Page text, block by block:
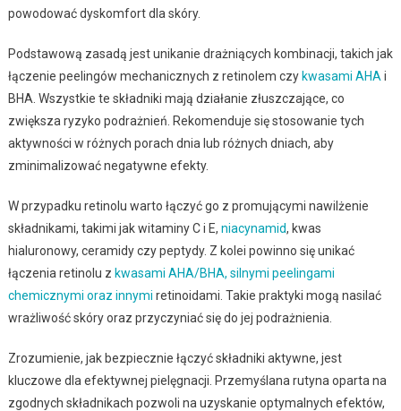
powodować dyskomfort dla skóry.
Podstawową zasadą jest unikanie drażniących kombinacji, takich jak
łączenie peelingów mechanicznych z retinolem czykwasami AHA i
BHA. Wszystkie te składniki mają działanie złuszczające, co
zwiększa ryzyko podrażnień. Rekomenduje się stosowanie tych
aktywności w różnych porach dnia lub różnych dniach, aby
zminimalizować negatywne efekty.
W przypadku retinolu warto łączyć go z promującymi nawilżenie
składnikami, takimi jak witaminy C i E, niacynamid, kwas
hialuronowy, ceramidy czy peptydy. Z kolei powinno się unikać
łączenia retinolu z kwasami AHA/BHA, silnymi peelingami
chemicznymi oraz innymi retinoidami. Takie praktyki mogą nasilać
wrażliwość skóry oraz przyczyniać się do jej podrażnienia.
Zrozumienie, jak bezpiecznie łączyć składniki aktywne, jest
kluczowe dla efektywnej pielęgnacji. Przemyślana rutyna oparta na
zgodnych składnikach pozwoli na uzyskanie optymalnych efektów,